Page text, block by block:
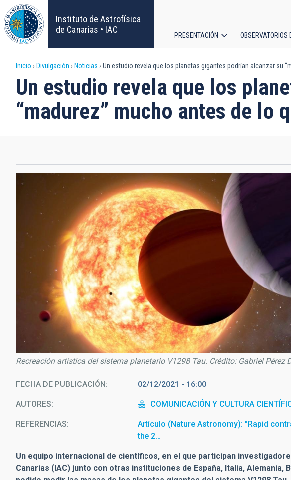
Pasar
al
contenido
principal
Instituto de Astrofísica
de Canarias • IAC
principal
PRESENTACIÓN OBSERVATORIOS
Sobrescribir
enlaces
de
a
la
navegación
Inicio Divulgación Noticias Un estudio revela que los planetas gigantes podrían alcanzar su
Un estudio revela que los
“madurez” mucho antes de lo
Recreación artística del sistema planetario V1298 Tau. Crédito: Gabriel Pérez
FECHA DE PUBLICACIÓN 02/12/2021 - 16:00
AUTORES COMUNICACIÓN Y CULTURA
REFERENCIAS
Artículo (Nature Astronomy): "Rapid
the 2…
Un equipo internacional de científicos, en el que participan
Canarias (IAC) junto con otras instituciones de España, Italia, Alemania,